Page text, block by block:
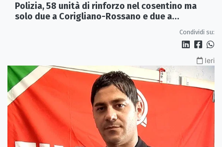
Polizia, 58 unità di rinforzo nel cosentino ma
solo due a Corigliano-Rossano e due a
Condividi su:
Ieri